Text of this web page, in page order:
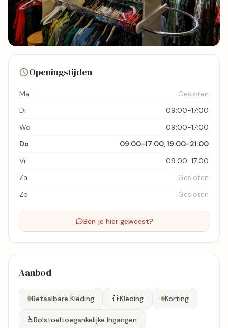
Bekijk kaart
Openingstijden
Ma
Gesloten
Di
09:00-17:00
Wo
09:00-17:00
Do
09:00-17:00, 19:00-21:00
Vr
09:00-17:00
Za
Gesloten
Zo
Gesloten
Ben je hier geweest?
Aanbod
Betaalbare Kleding 👕Kleding Korting
♿Rolstoeltoegankelijke Ingangen